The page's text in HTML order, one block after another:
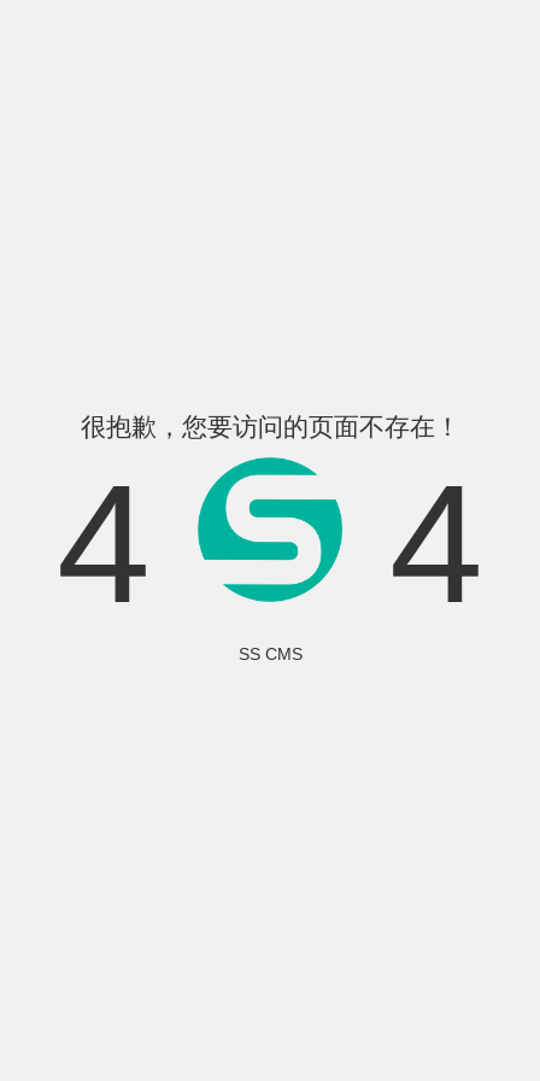
很抱歉，您要访问的页面不存在！
4 4
SS CMS